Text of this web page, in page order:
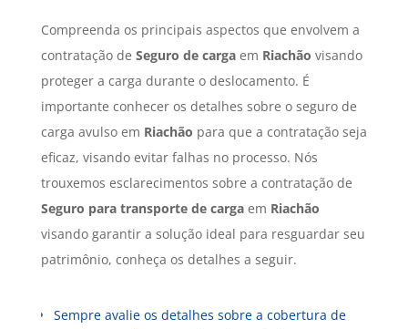
Compreenda os principais aspectos que envolvem a
contratação de Seguro de cargaem Riachão visando
proteger a carga durante o deslocamento. É
importante conhecer os detalhes sobre o seguro de
carga avulso em Riachão para que a contratação seja
eficaz, visando evitar falhas no processo. Nós
trouxemos esclarecimentos sobre a contratação de
Seguro para transporte de cargaem Riachão
visando garantir a solução ideal para resguardar seu
patrimônio, conheça os detalhes a seguir.
Sempre avalie os detalhes sobre a cobertura de